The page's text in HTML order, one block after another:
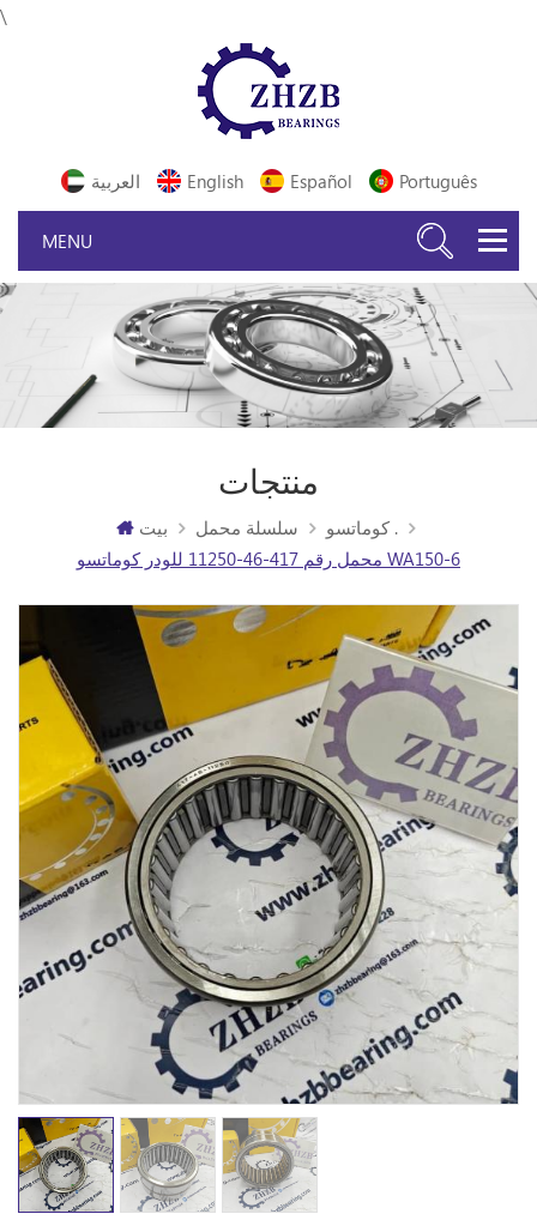
\
العربية English Español Português
منتجات
بيت سلسلة محمل
كوماتسو .
محمل رقم 417-46-11250 للودر كوماتسو WA150-6